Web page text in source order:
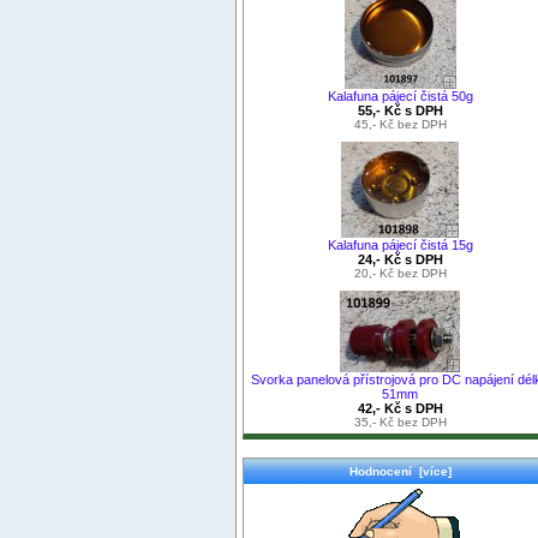
Kalafuna pájecí čistá 50g
55,- Kč s DPH
45,- Kč bez DPH
Kalafuna pájecí čistá 15g
24,- Kč s DPH
20,- Kč bez DPH
Svorka panelová přístrojová pro DC napájení
51mm
42,- Kč s DPH
35,- Kč bez DPH
Hodnocení [více]